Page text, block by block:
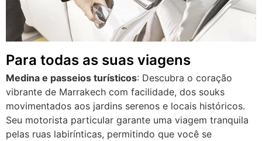
Para todas as suas viagens
Medina e passeios turísticos: Descubra o coração
vibrante de Marrakech com facilidade, dos souks
movimentados aos jardins serenos e locais históricos.
Seu motorista particular garante uma viagem tranquila
pelas ruas labirínticas, permitindo que você se